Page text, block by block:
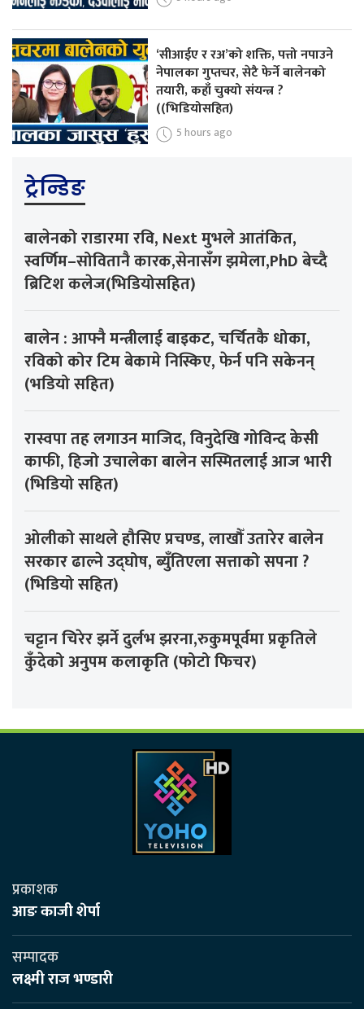
‘सीआईए र रअ’को शक्ति, पत्तो नपाउने
नेपालका गुप्तचर, सेटै फेर्ने बालेनको
तयारी, कहाँ चुक्यो संयन्त्र ?
((भिडियोसहित)
5 hours ago
ट्रेन्डिङ
बालेनको राडारमा रवि, Next मुभले आतंकित,
स्वर्णिम–सोवितानै कारक,सेनासँग झमेला,PhD बेच्दै
ब्रिटिश कलेज(भिडियोसहित)
बालेन : आफ्नै मन्त्रीलाई बाइकट, चर्चितकै धोका,
रविको कोर टिम बेकामे निस्किए, फेर्न पनि सकेनन्
(भडियो सहित)
रास्वपा तह लगाउन माजिद, विनुदेखि गोविन्द केसी
काफी, हिजो उचालेका बालेन सस्मितलाई आज भारी
(भिडियो सहित)
ओलीको साथले हौसिए प्रचण्ड, लाखौँ उतारेर बालेन
सरकार ढाल्ने उद्घोष, ब्युँतिएला सत्ताको सपना ?
(भिडियो सहित)
चट्टान चिरेर झर्ने दुर्लभ झरना,रुकुमपूर्वमा प्रकृतिले
कुँदेको अनुपम कलाकृति (फोटो फिचर)
प्रकाशक
आङ काजी शेर्पा
सम्पादक
लक्ष्मी राज भण्डारी